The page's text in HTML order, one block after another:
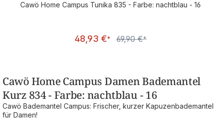
Cawö Home Campus Tunika 835 - Farbe: nachtblau - 16
Verkaufspreis:
48,93 €* Regulärer Preis:
69,90 €*
Cawö Home Campus Damen Bademantel
Kurz 834 - Farbe: nachtblau - 16
Cawö Bademantel Campus: Frischer, kurzer Kapuzenbademantel
für Damen!